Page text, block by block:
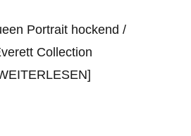
Portrait hockend /
Collection